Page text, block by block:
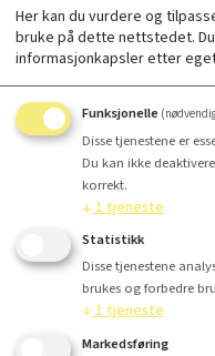
Antall
Her kan du vurdere og
bruke på dette nettstedet.
informasjonkapsler etter
Funksjonelle
Disse tjenestene er
Du kan ikke
korrekt.
↓ 1 tjeneste
Statistikk
Disse tjenestene
brukes og forbedre
↓ 1tjeneste
Markedsføring